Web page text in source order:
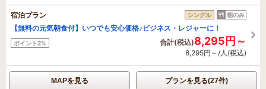
宿泊プラン シングル 朝のみ
【無料の元気朝食付】いつでも安心価格♪ビジネス・レジャーに！
ポイント2% 合計(税込)8,295円～
8,295円～/人(税込)
MAPを見る プランを見る(27件)